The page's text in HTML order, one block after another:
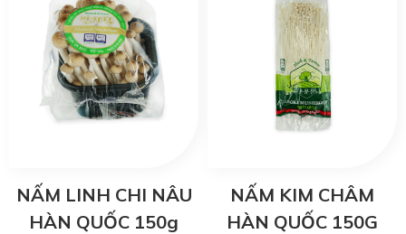
NẤM LINH CHI NÂU
HÀN QUỐC 150g
NẤM KIM CHÂM
HÀN QUỐC 150G